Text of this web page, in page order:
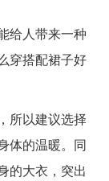
给人带来一种
穿搭配裙子好
所以建议选择
体的温暖。同
的大衣，突出